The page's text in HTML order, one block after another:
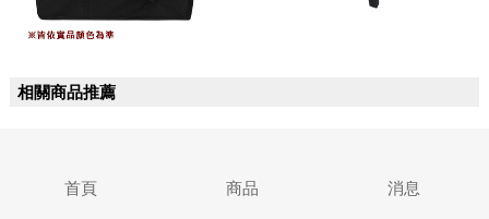
相關商品推薦
首頁 商品 消息